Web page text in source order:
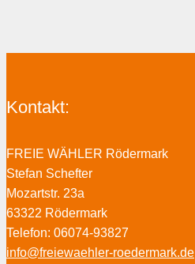
Kontakt:
FREIE WÄHLER Rödermark
Stefan Schefter
Mozartstr. 23a
63322 Rödermark
Telefon: 06074-93827
info@freiewaehler-roedermark.de